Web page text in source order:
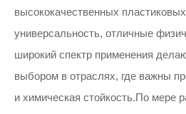
высококачественных
универсальность, отличные
широкий спектр применения
выбором в отраслях, где важны
и химическая стойкость.По мере